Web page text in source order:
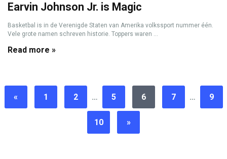
Earvin Johnson Jr. is Magic
Basketbal is in de Verenigde Staten van Amerika volkssport nummer één.
Vele grote namen schreven historie. Toppers waren ...
Read more »
« 1 2 … 5 6 7 … 9
10 »